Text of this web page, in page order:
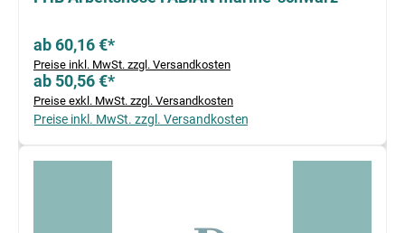
ab 60,16 €*
Preise inkl. MwSt. zzgl. Versandkosten
ab 50,56 €*
Preise exkl. MwSt. zzgl. Versandkosten
Preise inkl. MwSt. zzgl. Versandkosten